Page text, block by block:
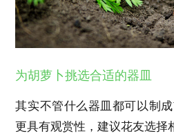
为胡萝卜挑选合适的器皿
其实不管什么器皿都可以制
更具有观赏性，建议花友选择